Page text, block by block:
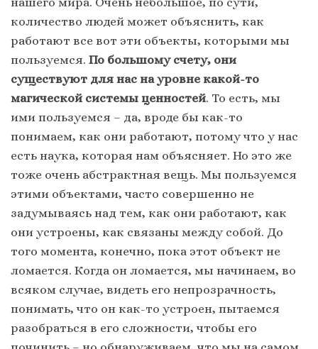
количество людей может объяснить, как
работают все вот эти объекты, которыми мы
пользуемся. По большому счету, они
существуют для нас на уровне какой-то
магической системы ценностей. То есть, мы
ими пользуемся – да, вроде бы как-то
понимаем, как они работают, потому что у нас
есть наука, которая нам объясняет. Но это же
тоже очень абстрактная вещь. Мы пользуемся
этими объектами, часто совершенно не
задумываясь над тем, как они работают, как
они устроены, как связаны между собой. До
того момента, конечно, пока этот объект не
ломается. Когда он ломается, мы начинаем, во
всяком случае, видеть его непрозрачность,
понимать, что он как-то устроен, пытаемся
разобраться в его сложности, чтобы его